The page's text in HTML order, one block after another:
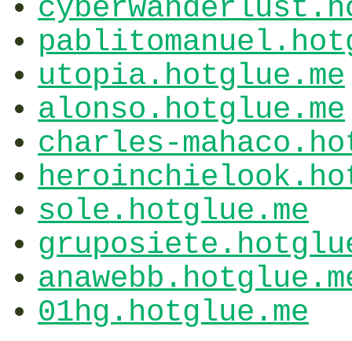
utopia.hotglue.me
alonso.hotglue.me
charles-
sole.hotglue.me
01hg.hotglue.me